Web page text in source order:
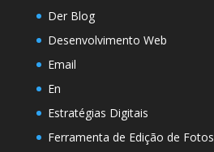
Der Blog
Desenvolvimento Web
Email
En
Estratégias Digitais
Ferramenta de Edição de Fotos